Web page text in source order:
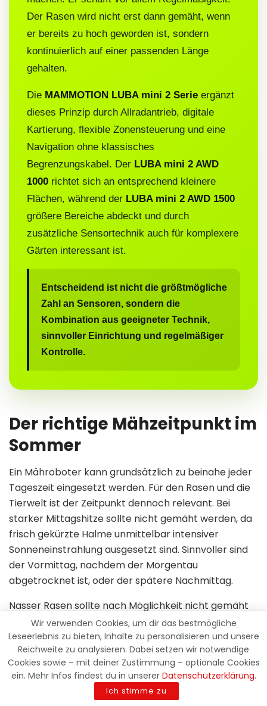
Der Rasen wird nicht erst dann gemäht, wenn
er bereits zu hoch geworden ist, sondern
kontinuierlich auf einer passenden Länge
gehalten.
Die MAMMOTION LUBA mini 2 Serie ergänzt
dieses Prinzip durch Allradantrieb, digitale
Kartierung, flexible Zonensteuerung und eine
Navigation ohne klassisches
Begrenzungskabel. Der LUBA mini 2 AWD
1000 richtet sich an entsprechend kleinere
Flächen, während der LUBA mini 2 AWD 1500
größere Bereiche abdeckt und durch
zusätzliche Sensortechnik auch für komplexere
Gärten interessant ist.
Entscheidend ist nicht die größtmögliche
Zahl an Sensoren, sondern die
Kombination aus geeigneter Technik,
sinnvoller Einrichtung und regelmäßiger
Kontrolle.
Der richtige Mähzeitpunkt im
Sommer
Ein Mähroboter kann grundsätzlich zu beinahe jeder
Tageszeit eingesetzt werden. Für den Rasen und die
Tierwelt ist der Zeitpunkt dennoch relevant. Bei
starker Mittagshitze sollte nicht gemäht werden, da
frisch gekürzte Halme unmittelbar intensiver
Sonneneinstrahlung ausgesetzt sind. Sinnvoller sind
der Vormittag, nachdem der Morgentau
abgetrocknet ist, oder der spätere Nachmittag.
Nasser Rasen sollte nach Möglichkeit nicht gemäht
werden. Feuchte Halme können verklumpen und sich
im Mähwerk sammeln. Auf weichem Boden
hinterlassen die Räder außerdem leichter Spuren.
Nach kräftigem Regen ist es deshalb besser, den
Mähvorgang zu verschieben, bis die Oberfläche
wieder ausreichend abgetrocknet ist.
Wir verwenden Cookies, um dir das bestmögliche
Leseerlebnis zu bieten, Inhalte zu personalisieren und unsere
Reichweite zu analysieren. Dabei setzen wir notwendige
Cookies sowie – mit deiner Zustimmung – optionale Cookies
ein. Mehr Infos findest du in unserer Datenschutzerklärung.
Ich stimme zu